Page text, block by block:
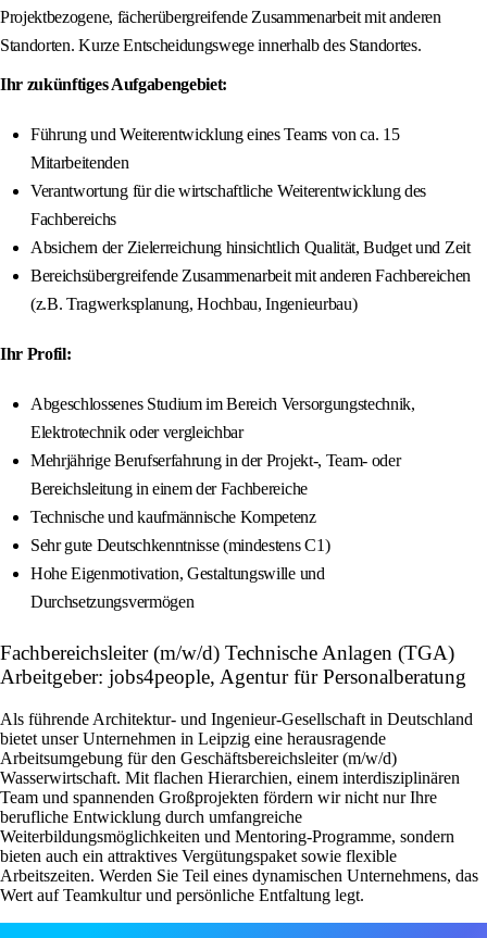
Projektbezogene, fächerübergreifende Zusammenarbeit mit anderen
Standorten. Kurze Entscheidungswege innerhalb des Standortes.
Ihr zukünftiges Aufgabengebiet:
Führung und Weiterentwicklung eines Teams von ca. 15
Mitarbeitenden
Verantwortung für die wirtschaftliche Weiterentwicklung des
Fachbereichs
Absichern der Zielerreichung hinsichtlich Qualität, Budget und Zeit
Bereichsübergreifende Zusammenarbeit mit anderen Fachbereichen
(z.B. Tragwerksplanung, Hochbau, Ingenieurbau)
Ihr Profil:
Abgeschlossenes Studium im Bereich Versorgungstechnik,
Elektrotechnik oder vergleichbar
Mehrjährige Berufserfahrung in der Projekt-, Team- oder
Bereichsleitung in einem der Fachbereiche
Technische und kaufmännische Kompetenz
Sehr gute Deutschkenntnisse (mindestens C1)
Hohe Eigenmotivation, Gestaltungswille und
Durchsetzungsvermögen
Fachbereichsleiter (m/w/d) Technische Anlagen (TGA)
Arbeitgeber: jobs4people, Agentur für Personalberatung
Als führende Architektur- und Ingenieur-Gesellschaft in Deutschland
bietet unser Unternehmen in Leipzig eine herausragende
Arbeitsumgebung für den Geschäftsbereichsleiter (m/w/d)
Wasserwirtschaft. Mit flachen Hierarchien, einem interdisziplinären
Team und spannenden Großprojekten fördern wir nicht nur Ihre
berufliche Entwicklung durch umfangreiche
Weiterbildungsmöglichkeiten und Mentoring-Programme, sondern
bieten auch ein attraktives Vergütungspaket sowie flexible
Arbeitszeiten. Werden Sie Teil eines dynamischen Unternehmens, das
Wert auf Teamkultur und persönliche Entfaltung legt.